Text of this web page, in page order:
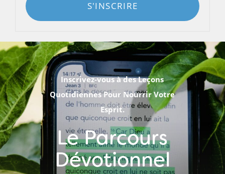
S'INSCRIRE
Inscrivez-vous à des Leçons
Quotidiennes Pour Nourrir Votre
Esprit.
Le Parcours
Dévotionnel